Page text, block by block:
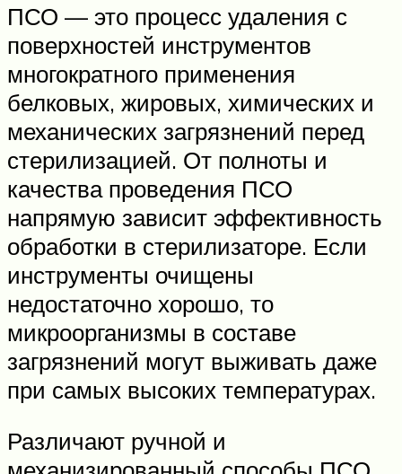
ПСО — это процесс удаления с
поверхностей инструментов
многократного применения
белковых, жировых, химических и
механических загрязнений перед
стерилизацией. От полноты и
качества проведения ПСО
напрямую зависит эффективность
обработки в стерилизаторе. Если
инструменты очищены
недостаточно хорошо, то
микроорганизмы в составе
загрязнений могут выживать даже
при самых высоких температурах.
Различают ручной и